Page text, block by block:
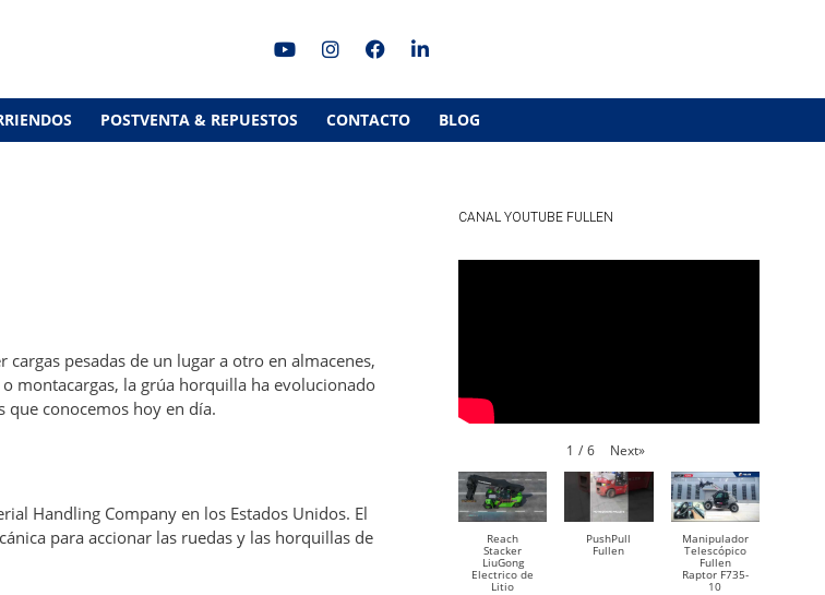
POSTVENTA & REPUESTOS CONTACTO BLOG
pesadas de un lugar a otro en almacenes,
montacargas, la grúa horquilla ha evolucionado
que conocemos hoy en día.
Handling Company en los Estados Unidos. El
para accionar las ruedas y las horquillas de
CANAL YOUTUBE FULLEN
1 / 6 Next»
Reach
Stacker
LiuGong
Electrico de
Litio
PushPull
Fullen
Manipulador
Telescópico
Fullen
Raptor F735-
10